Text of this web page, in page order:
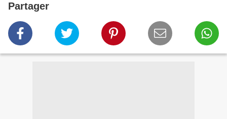
Partager